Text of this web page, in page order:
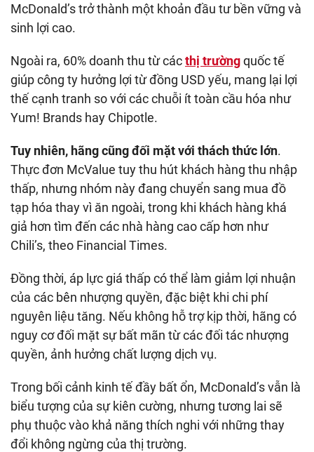
McDonald’s trở thành một khoản đầu tư bền vững và
sinh lợi cao.
Ngoài ra, 60% doanh thu từ cácthị trườngquốc tế
giúp công ty hưởng lợi từ đồng USD yếu, mang lại lợi
thế cạnh tranh so với các chuỗi ít toàn cầu hóa như
Yum! Brands hay Chipotle.
Tuy nhiên, hãng cũng đối mặt với thách thức lớn.
Thực đơn McValue tuy thu hút khách hàng thu nhập
thấp, nhưng nhóm này đang chuyển sang mua đồ
tạp hóa thay vì ăn ngoài, trong khi khách hàng khá
giả hơn tìm đến các nhà hàng cao cấp hơn như
Chili’s, theo Financial Times.
Đồng thời, áp lực giá thấp có thể làm giảm lợi nhuận
của các bên nhượng quyền, đặc biệt khi chi phí
nguyên liệu tăng. Nếu không hỗ trợ kịp thời, hãng có
nguy cơ đối mặt sự bất mãn từ các đối tác nhượng
quyền, ảnh hưởng chất lượng dịch vụ.
Trong bối cảnh kinh tế đầy bất ổn, McDonald’s vẫn là
biểu tượng của sự kiên cường, nhưng tương lai sẽ
phụ thuộc vào khả năng thích nghi với những thay
đổi không ngừng của thị trường.